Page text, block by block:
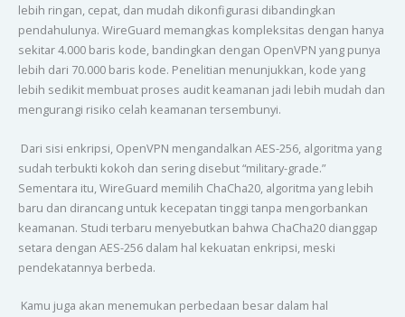
lebih ringan, cepat, dan mudah dikonfigurasi dibandingkan
pendahulunya. WireGuard memangkas kompleksitas dengan hanya
sekitar 4.000 baris kode, bandingkan dengan OpenVPN yang punya
lebih dari 70.000 baris kode. Penelitian menunjukkan, kode yang
lebih sedikit membuat proses audit keamanan jadi lebih mudah dan
mengurangi risiko celah keamanan tersembunyi.
Dari sisi enkripsi, OpenVPN mengandalkan AES-256, algoritma yang
sudah terbukti kokoh dan sering disebut “military-grade.”
Sementara itu, WireGuard memilih ChaCha20, algoritma yang lebih
baru dan dirancang untuk kecepatan tinggi tanpa mengorbankan
keamanan. Studi terbaru menyebutkan bahwa ChaCha20 dianggap
setara dengan AES-256 dalam hal kekuatan enkripsi, meski
pendekatannya berbeda.
Kamu juga akan menemukan perbedaan besar dalam hal